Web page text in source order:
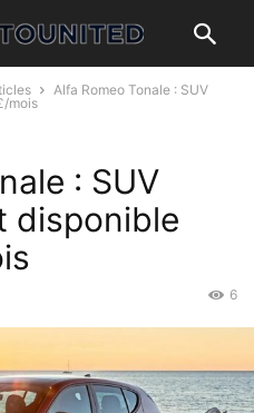
Alfa Romeo Tonale : SUV
mois
: SUV
disponible
6